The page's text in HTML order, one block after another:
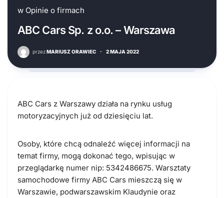
w Opinie o firmach
ABC Cars Sp. z o.o. – Warszawa
przezMARIUSZ ORAWIEC · 2 MAJA 2022
ABC Cars z Warszawy działa na rynku usług
motoryzacyjnych już od dziesięciu lat.
Osoby, które chcą odnaleźć więcej informacji na
temat firmy, mogą dokonać tego, wpisując w
przeglądarkę numer nip: 5342486675. Warsztaty
samochodowe firmy ABC Cars mieszczą się w
Warszawie, podwarszawskim Klaudynie oraz